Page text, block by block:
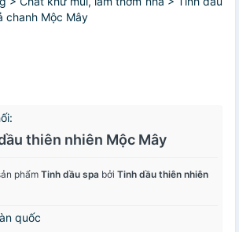
chanh Mộc Mây
thiên nhiên Mộc Mây
phẩmTinh dầu spa bởi Tinh dầu thiên nhiên
quốc